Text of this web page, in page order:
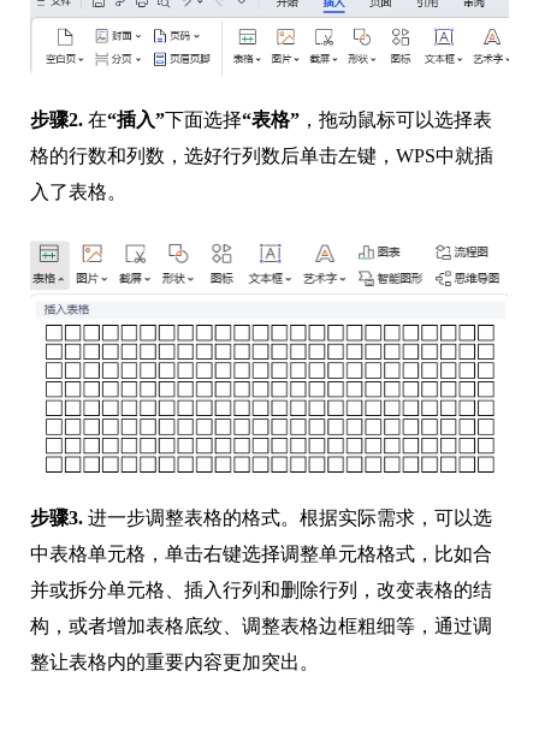
步骤2. 在“插入”下面选择“表格” ，拖动鼠标可以选择表
格的行数和列数，选好行列数后单击左键，WPS中就插
入了表格。
步骤3. 进一步调整表格的格式。根据实际需求，可以选
中表格单元格，单击右键选择调整单元格格式，比如合
并或拆分单元格、插入行列和删除行列，改变表格的结
构，或者增加表格底纹、调整表格边框粗细等，通过调
整让表格内的重要内容更加突出。